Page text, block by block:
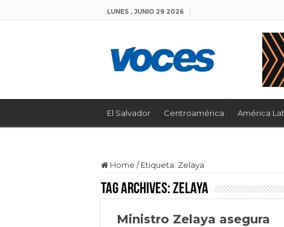
LUNES , JUNIO 29 2026
El Salvador Centroamérica América
Home / Etiqueta: Zelaya
Tag Archives:Zelaya
Ministro Zelaya asegura